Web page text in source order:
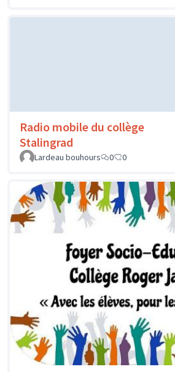
Radio mobile du collège
Stalingrad
Lardeau bouhours
0 0